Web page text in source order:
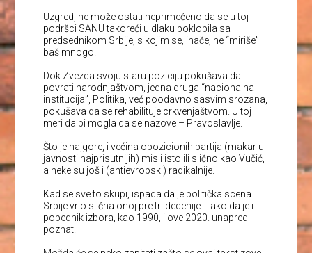
Uzgred, ne može ostati neprimećeno da se u toj
podršci SANU takoreći u dlaku poklopila sa
predsednikom Srbije, s kojim se, inače, ne “miriše”
baš mnogo.
Dok Zvezda svoju staru poziciju pokušava da
povrati narodnjaštvom, jedna druga “nacionalna
institucija”, Politika, već poodavno sasvim srozana,
pokušava da se rehabilituje crkvenjaštvom. U toj
meri da bi mogla da se nazove – Pravoslavlje.
Što je najgore, i većina opozicionih partija (makar u
javnosti najprisutnijih) misli isto ili slično kao Vučić,
a neke su još i (antievropski) radikalnije.
Kad se sve to skupi, ispada da je politička scena
Srbije vrlo slična onoj pre tri decenije. Tako da je i
pobednik izbora, kao 1990, i ove 2020. unapred
poznat.